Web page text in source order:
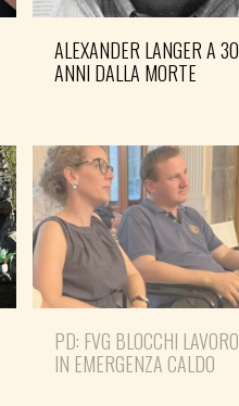
ALEXANDER LANGER A 30
ANNI DALLA MORTE
PD: FVG BLOCCHI LAVORO
IN EMERGENZA CALDO